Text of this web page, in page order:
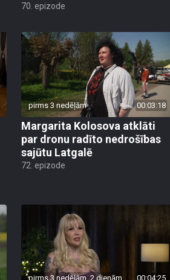
70. epizode
pirms 3 nedēļām 00:03:18
Margarita Kolosova atklāti
par dronu radīto nedrošības
sajūtu Latgalē
72. epizode
pirms 3 nedēļām, 2 dienām 00:04:25